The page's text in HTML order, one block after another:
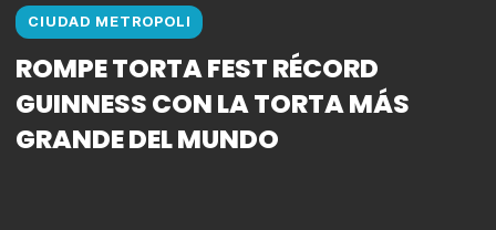
CIUDAD METROPOLI
ROMPE TORTA FEST RÉCORD
GUINNESS CON LA TORTA MÁS
GRANDE DEL MUNDO